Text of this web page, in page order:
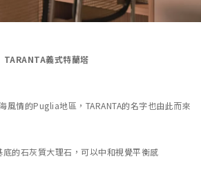
TARANTA義式特蘭塔
風情的Puglia地區，TARANTA的名字也由此而來
的石灰質大理石，可以中和視覺平衡感